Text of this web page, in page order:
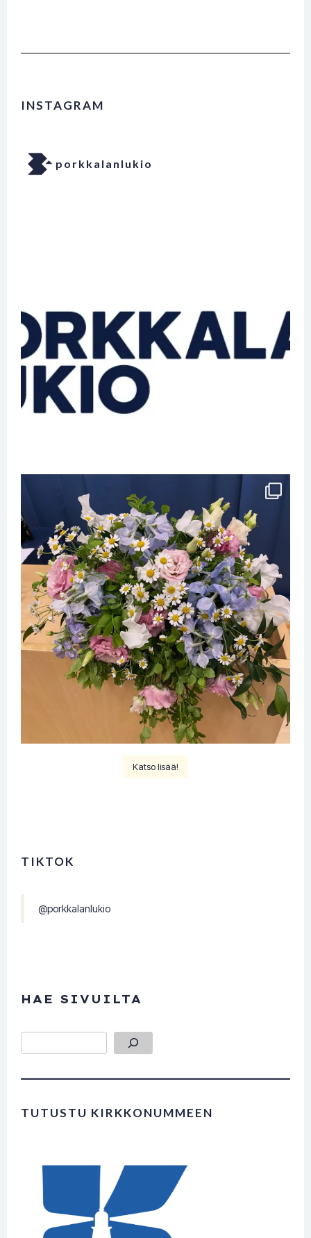
INSTAGRAM
porkkalanlukio
Katso lisää!
TIKTOK
@porkkalanlukio
HAE SIVUILTA
TUTUSTU KIRKKONUMMEEN